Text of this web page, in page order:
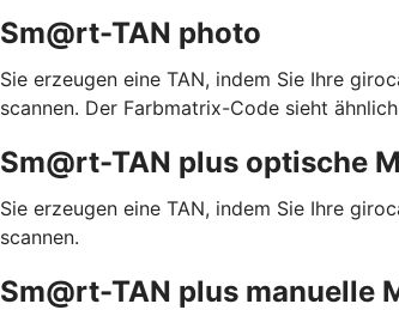
Sm@rt-TAN photo
Sie erzeugen eine TAN, indem Sie Ihre
scannen. Der Farbmatrix-Code sieht
Sm@rt-TAN plus optische
Sie erzeugen eine TAN, indem Sie Ihre
scannen.
Sm@rt-TAN plus manuelle